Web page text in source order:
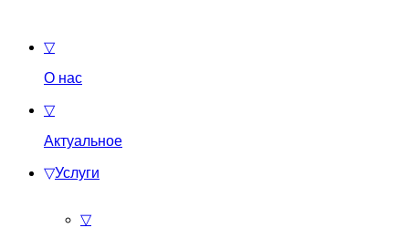
▽
О нас
▽
Актуальное
▽Услуги
▽